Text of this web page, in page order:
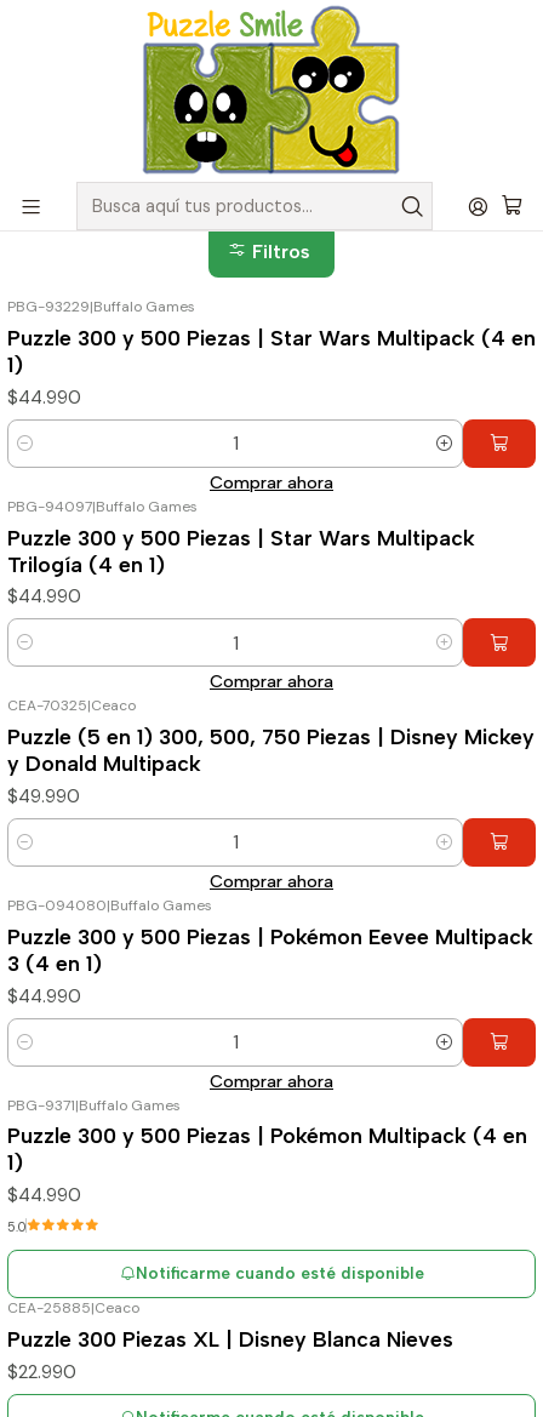
Envíos GRATIS para pedidos sobre $50.000 en Regiones de la
Catálogo de Puzzles y Rompecabezas Puzzle 300 piezas
Puzzle 300 piezas
Puzzle 300 piezas
Filtros
PBG-93229|Buffalo Games
Puzzle 300 y 500 Piezas | Star Wars Multipack (4 en
1)
$44.990
Cantidad
Comprar ahora
PBG-94097|Buffalo Games
Puzzle 300 y 500 Piezas | Star Wars Multipack
Trilogía (4 en 1)
$44.990
Cantidad
Comprar ahora
CEA-70325|Ceaco
Puzzle (5 en 1) 300, 500, 750 Piezas | Disney Mickey
y Donald Multipack
$49.990
Cantidad
Comprar ahora
PBG-094080|Buffalo Games
Puzzle 300 y 500 Piezas | Pokémon Eevee Multipack
3 (4 en 1)
$44.990
Cantidad
Comprar ahora
Agotado
PBG-9371|Buffalo Games
Puzzle 300 y 500 Piezas | Pokémon Multipack (4 en
1)
$44.990
5.0
Notificarme cuando esté disponible
Agotado
CEA-25885|Ceaco
Puzzle 300 Piezas XL | Disney Blanca Nieves
$22.990